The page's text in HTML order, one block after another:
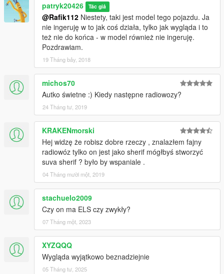
patryk20426 Tác giả
@Rafik112 Niestety, taki jest model tego pojazdu. Ja
nie ingeruję w to jak coś działa, tylko jak wygląda i to
też nie do końca - w model również nie ingeruję.
Pozdrawiam.
19 Tháng bảy, 2018
michos70
Autko świetne :) Kiedy następne radiowozy?
24 Tháng tư, 2019
KRAKENmorski
Hej widzę że robisz dobre rzeczy , znalazłem fajny
radiowóz tylko on jest jako sherif mógłbyś stworzyć
suva sherif ? było by wspaniale .
04 Tháng mười một, 2019
stachuelo2009
Czy on ma ELS czy zwykły?
07 Tháng một, 2023
XYZQQQ
Wygląda wyjątkowo beznadziejnie
05 Tháng tư, 2025